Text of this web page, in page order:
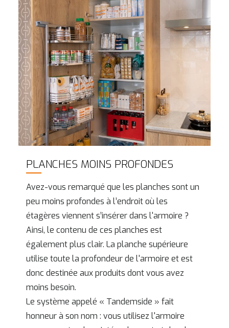
PLANCHES MOINS PROFONDES
Avez-vous remarqué que les planches sont un
peu moins profondes à l’endroit où les
étagères viennent s’insérer dans l'armoire ?
Ainsi, le contenu de ces planches est
également plus clair. La planche supérieure
utilise toute la profondeur de l'armoire et est
donc destinée aux produits dont vous avez
moins besoin.
Le système appelé « Tandemside » fait
honneur à son nom : vous utilisez l'armoire